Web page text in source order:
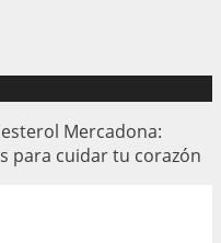
Mercadona:
para cuidar tu corazón